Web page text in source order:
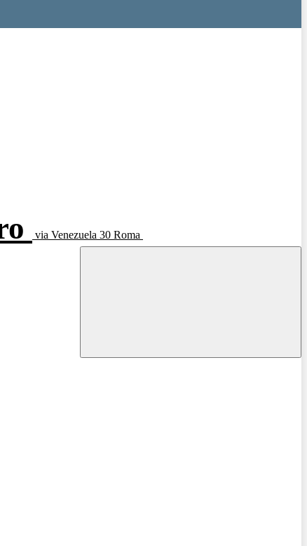
via Venezuela 30 Roma